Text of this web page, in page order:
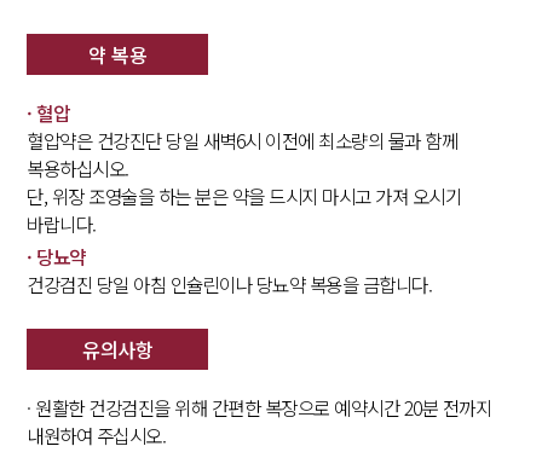
약 복용
· 혈압
혈압약은 건강진단 당일 새벽6시 이전에 최소량의 물과 함께
복용하십시오.
단, 위장 조영술을 하는 분은 약을 드시지 마시고 가져 오시기
바랍니다.
· 당뇨약
건강검진 당일 아침 인슐린이나 당뇨약 복용을 금합니다.
유의사항
· 원활한 건강검진을 위해 간편한 복장으로 예약시간 20분 전까지
내원하여 주십시오.